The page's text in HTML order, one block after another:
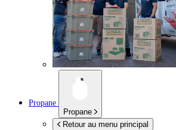
Propane
Propane
Retour au menu principal